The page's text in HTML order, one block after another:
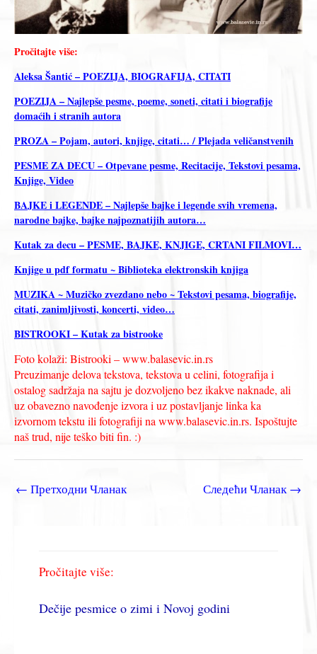
Pročitajte više:
Aleksa Šantić – POEZIJA, BIOGRAFIJA, CITATI
POEZIJA – Najlepše pesme, poeme, soneti, citati i biografije
domaćih i stranih autora
PROZA – Pojam, autori, knjige, citati… / Plejada veličanstvenih
PESME ZA DECU – Otpevane pesme, Recitacije, Tekstovi pesama,
Knjige, Video
BAJKE i LEGENDE – Najlepše bajke i legende svih vremena,
narodne bajke, bajke najpoznatijih autora…
Kutak za decu – PESME, BAJKE, KNJIGE, CRTANI FILMOVI…
Knjige u pdf formatu ~ Biblioteka elektronskih knjiga
MUZIKA ~ Muzičko zvezdano nebo ~ Tekstovi pesama, biografije,
citati, zanimljivosti, koncerti, video…
BISTROOKI – Kutak za bistrooke
Foto kolaži: Bistrooki – www.balasevic.in.rs
Preuzimanje delova tekstova, tekstova u celini, fotografija i
ostalog sadržaja na sajtu je dozvoljeno bez ikakve naknade, ali
uz obavezno navođenje izvora i uz postavljanje linka ka
izvornom tekstu ili fotografiji na www.balasevic.in.rs. Ispoštujte
naš trud, nije teško biti fin. :)
← Претходни Чланак Следећи Чланак→
Pročitajte više:
Dečije pesmice o zimi i Novoj godini